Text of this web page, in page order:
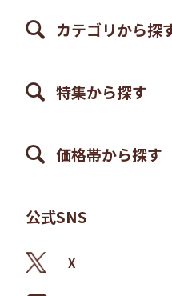
カテゴリから探
特集から探す
価格帯から探す
公式SNS
X